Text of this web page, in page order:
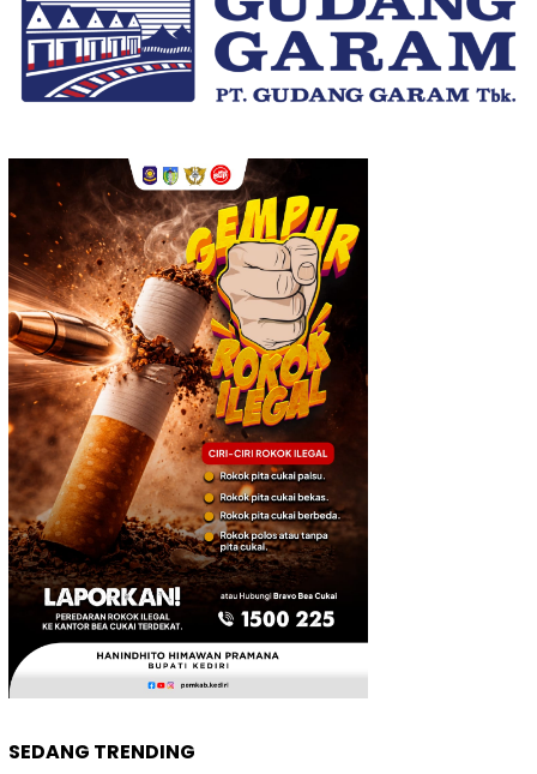
SEDANG TRENDING